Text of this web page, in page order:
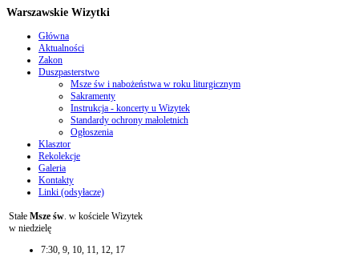
Warszawskie Wizytki
Główna
Aktualności
Zakon
Duszpasterstwo
Msze św i nabożeństwa w roku liturgicznym
Sakramenty
Instrukcja - koncerty u Wizytek
Standardy ochrony małoletnich
Ogłoszenia
Klasztor
Rekolekcje
Galeria
Kontakty
Linki (odsyłacze)
Stałe Msze św. w kościele Wizytek
w niedzielę
7:30, 9, 10, 11, 12, 17